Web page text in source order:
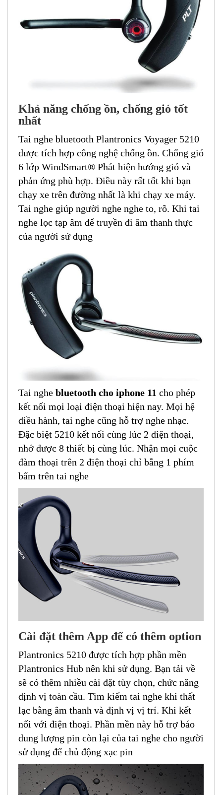
Khả năng chống ồn, chống gió tốt
nhất
Tai nghe bluetooth Plantronics Voyager 5210
dược tích hợp công nghệ chống ồn. Chống gió
6 lớp WindSmart® Phát hiện hướng gió và
phản ứng phù hợp. Điều này rất tốt khi bạn
chạy xe trên đường nhất là khi chạy xe máy.
Tai nghe giúp người nghe nghe to, rõ. Khi tai
nghe lọc tạp âm để truyền đi âm thanh thực
của người sử dụng
Tai nghe bluetooth cho iphone 11 cho phép
kết nối mọi loại điện thoại hiện nay. Mọi hệ
điều hành, tai nghe cũng hỗ trợ nghe nhạc.
Đặc biệt 5210 kết nối cùng lúc 2 điện thoại,
nhớ được 8 thiết bị cùng lúc. Nhận mọi cuộc
đàm thoại trên 2 điện thoại chỉ bằng 1 phím
bấm trên tai nghe
Cài đặt thêm App để có thêm option
Plantronics 5210 được tích hợp phần mền
Plantronics Hub nên khi sử dụng. Bạn tải về
sẽ có thêm nhiều cài đặt tùy chọn, chức năng
định vị toàn cầu. Tìm kiếm tai nghe khi thất
lạc bằng âm thanh và định vị vị trí. Khi kết
nối với điện thoại. Phần mền này hỗ trợ báo
dung lượng pin còn lại của tai nghe cho người
sử dụng để chủ động xạc pin